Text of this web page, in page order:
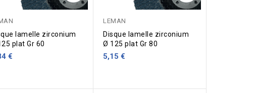
lamelle zirconium
plat Gr 60
€
LEMAN
Disque lamelle zirconium
Ø 125 plat Gr 80
5,15 €